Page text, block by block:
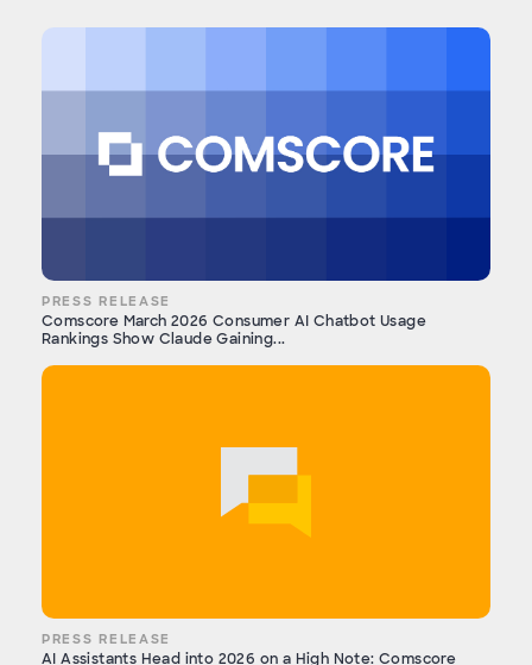
PRESS RELEASE
Comscore March 2026 Consumer AI Chatbot Usage
Rankings Show Claude Gaining...
PRESS RELEASE
AI Assistants Head into 2026 on a High Note: Comscore